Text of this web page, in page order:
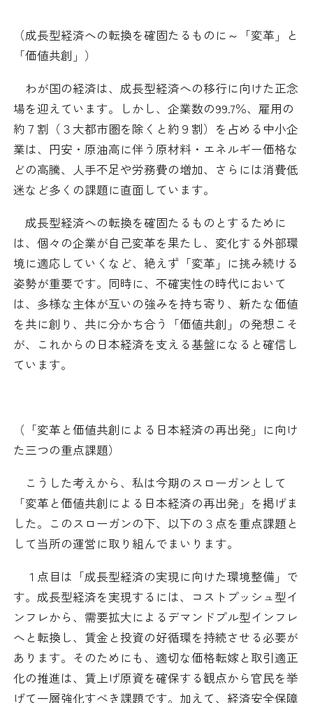
（成長型経済への転換を確固たるものに～「変革」と
「価値共創」）
わが国の経済は、成長型経済への移行に向けた正念
場を迎えています。しかし、企業数の99.7％、雇用の
約７割（３大都市圏を除くと約９割）を占める中小企
業は、円安・原油高に伴う原材料・エネルギー価格な
どの高騰、人手不足や労務費の増加、さらには消費低
迷など多くの課題に直面しています。
成長型経済への転換を確固たるものとするために
は、個々の企業が自己変革を果たし、変化する外部環
境に適応していくなど、絶えず「変革」に挑み続ける
姿勢が重要です。同時に、不確実性の時代において
は、多様な主体が互いの強みを持ち寄り、新たな価値
を共に創り、共に分かち合う「価値共創」の発想こそ
が、これからの日本経済を支える基盤になると確信し
ています。
（「変革と価値共創による日本経済の再出発」に向け
た三つの重点課題）
こうした考えから、私は今期のスローガンとして
「変革と価値共創による日本経済の再出発」を掲げま
した。このスローガンの下、以下の３点を重点課題と
して当所の運営に取り組んでまいります。
１点目は「成長型経済の実現に向けた環境整備」で
す。成長型経済を実現するには、コストプッシュ型イ
ンフレから、需要拡大によるデマンドプル型インフレ
へと転換し、賃金と投資の好循環を持続させる必要が
あります。そのためにも、適切な価格転嫁と取引適正
化の推進は、賃上げ原資を確保する観点から官民を挙
げて一層強化すべき課題です。加えて、経済安全保障